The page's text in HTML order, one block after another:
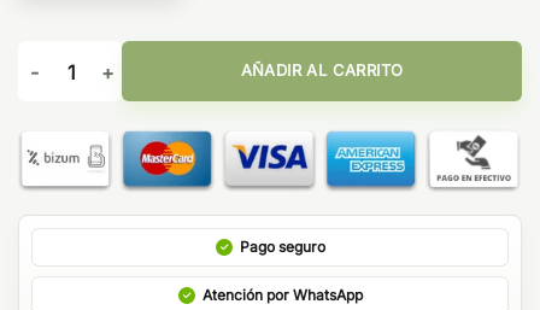
Watermelon Max Ice 10ml - Bar Juice by Bombo cantidad
AÑADIR AL CARRITO
Pago seguro
Atención por WhatsApp